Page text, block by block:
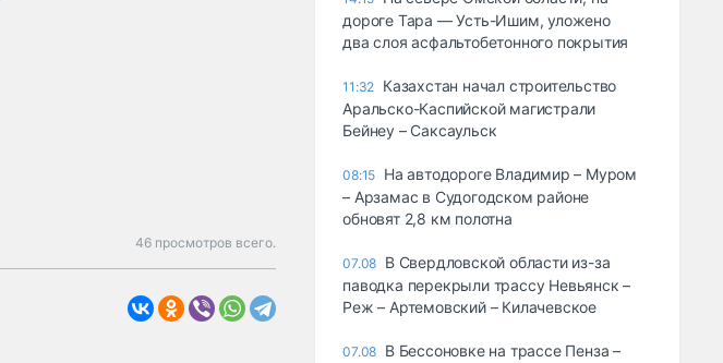
46 просмотров всего.
дороге Тара — Усть-Ишим, уложено
два слоя асфальтобетонного покрытия
11:32 Казахстан начал строительство
Аральско-Каспийской магистрали
Бейнеу – Саксаульск
08:15 На автодороге Владимир – Муром
– Арзамас в Судогодском районе
обновят 2,8 км полотна
07.08 В Свердловской области из-за
паводка перекрыли трассу Невьянск –
Реж – Артемовский – Килачевское
07.08 В Бессоновке на трассе Пенза –